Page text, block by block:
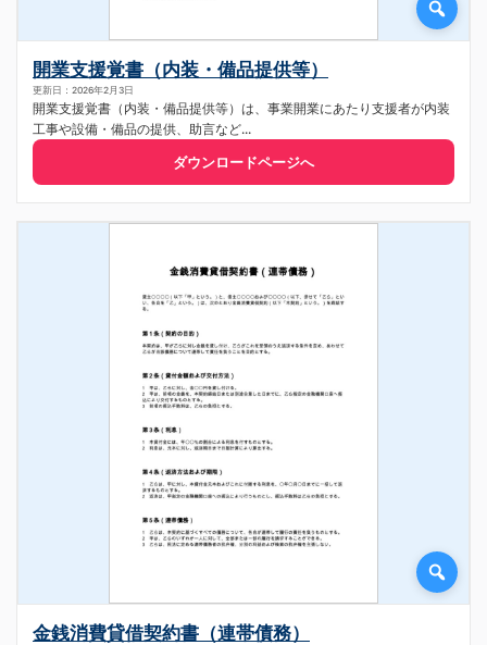
開業支援覚書（内装・備品提供等）
更新日：2026年2月3日
開業支援覚書（内装・備品提供等）は、事業開業にあたり支援者が内装
工事や設備・備品の提供、助言など...
ダウンロードページへ
金銭消費貸借契約書（連帯債務）